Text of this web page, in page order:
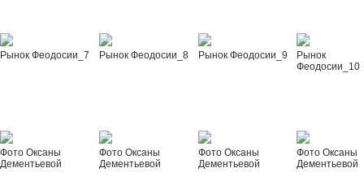
Рынок Феодосии_7 Рынок Феодосии_8 Рынок Феодосии_9
Рынок
Феодосии_10
Фото Оксаны
Дементьевой
Фото Оксаны
Дементьевой
Фото Оксаны
Дементьевой
Фото Оксаны
Дементьевой